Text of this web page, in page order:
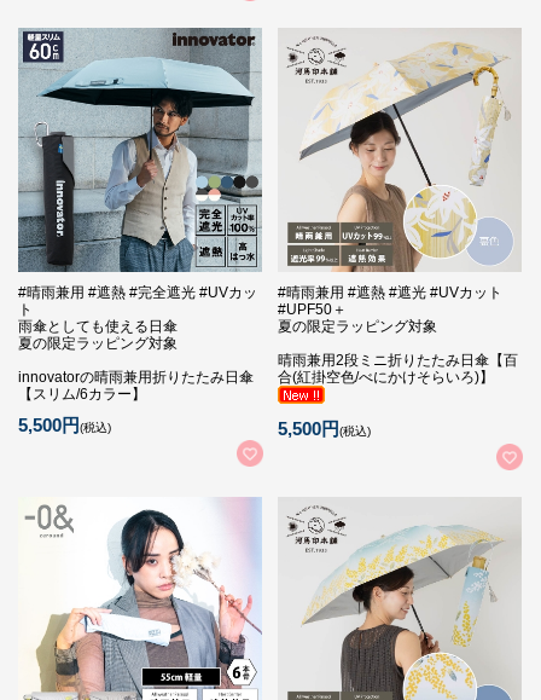
#晴雨兼用 #遮熱 #完全遮光 #UVカッ
ト
雨傘としても使える日傘
夏の限定ラッピング対象
innovatorの晴雨兼用折りたたみ日傘
【スリム/6カラー】
5,500円(税込)
#晴雨兼用 #遮熱 #遮光 #UVカット
#UPF50＋
夏の限定ラッピング対象
晴雨兼用2段ミニ折りたたみ日傘【百
合(紅掛空色/べにかけそらいろ)】
5,500円(税込)